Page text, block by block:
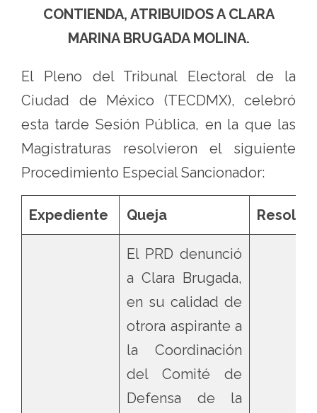
CONTIENDA, ATRIBUIDOS A CLARA
MARINA BRUGADA MOLINA.
El Pleno del Tribunal Electoral de la
Ciudad de México (TECDMX), celebró
esta tarde Sesión Pública, en la que las
Magistraturas resolvieron el siguiente
Procedimiento Especial Sancionador:
Expediente Queja
El PRD denunció
a Clara Brugada,
en su calidad de
otrora aspirante a
la Coordinación
del Comité de
Defensa de la